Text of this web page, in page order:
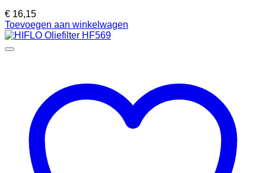
€ 16,15
Toevoegen aan winkelwagen